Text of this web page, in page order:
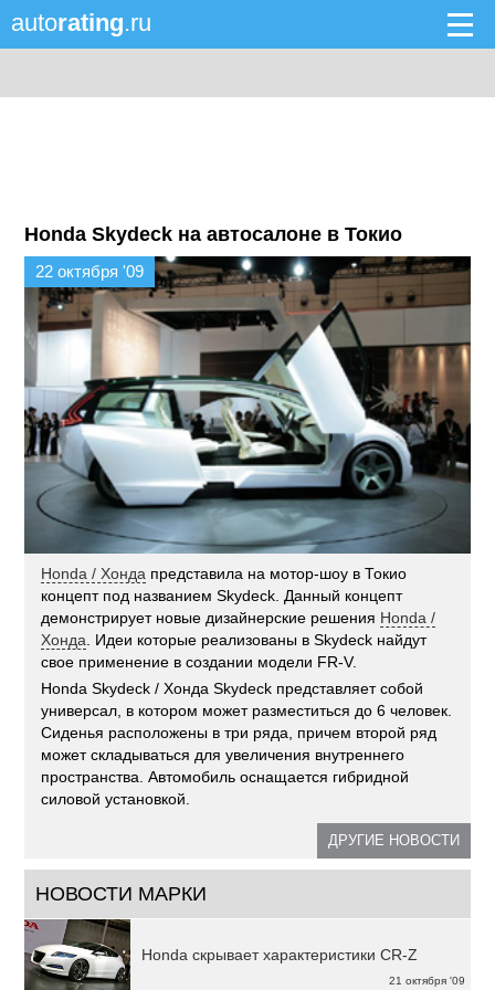
autorating.ru
Honda Skydeck на автосалоне в Токио
22 октября '09
Honda / Хонда представила на мотор-шоу в Токио
концепт под названием Skydeck. Данный концепт
демонстрирует новые дизайнерские решения Honda /
Хонда . Идеи которые реализованы в Skydeck найдут
свое применение в создании модели FR-V.
Honda Skydeck / Хонда Skydeck представляет собой
универсал, в котором может разместиться до 6 человек.
Сиденья расположены в три ряда, причем второй ряд
может складываться для увеличения внутреннего
пространства. Автомобиль оснащается гибридной
силовой установкой.
ДРУГИЕ НОВОСТИ
НОВОСТИ МАРКИ
21 октября '09
Honda скрывает характеристики CR-Z